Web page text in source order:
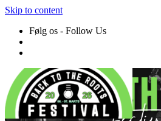
Skip to content
Følg os - Follow Us